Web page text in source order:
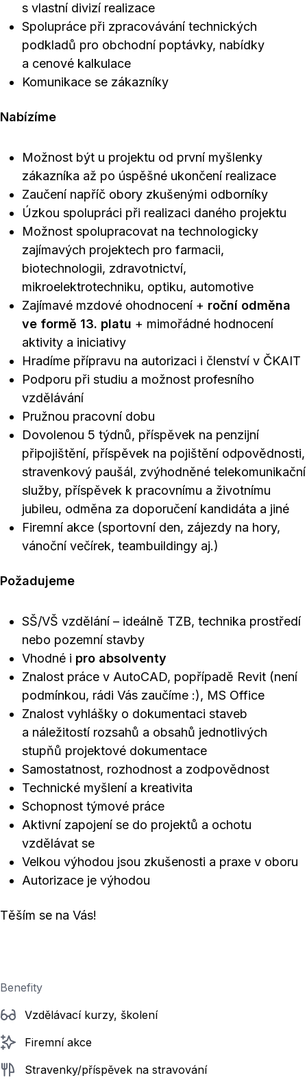
s vlastní divizí realizace
Spolupráce při zpracovávání technických
podkladů pro obchodní poptávky, nabídky
a cenové kalkulace
Komunikace se zákazníky
Nabízíme
Možnost být u projektu od první myšlenky
zákazníka až po úspěšné ukončení realizace
Zaučení napříč obory zkušenými odborníky
Úzkou spolupráci při realizaci daného projektu
Možnost spolupracovat na technologicky
zajímavých projektech pro farmacii,
biotechnologii, zdravotnictví,
mikroelektrotechniku, optiku, automotive
Zajímavé mzdové ohodnocení + roční odměna
ve formě 13. platu + mimořádné hodnocení
aktivity a iniciativy
Hradíme přípravu na autorizaci i členství v ČKAIT
Podporu při studiu a možnost profesního
vzdělávání
Pružnou pracovní dobu
Dovolenou 5 týdnů, příspěvek na penzijní
připojištění, příspěvek na pojištění odpovědnosti,
stravenkový paušál, zvýhodněné telekomunikační
služby, příspěvek k pracovnímu a životnímu
jubileu, odměna za doporučení kandidáta a jiné
Firemní akce (sportovní den, zájezdy na hory,
vánoční večírek, teambuildingy aj.)
Požadujeme
SŠ/VŠ vzdělání – ideálně TZB, technika prostředí
nebo pozemní stavby
Vhodné i pro absolventy
Znalost práce v AutoCAD, popřípadě Revit (není
podmínkou, rádi Vás zaučíme :), MS Office
Znalost vyhlášky o dokumentaci staveb
a náležitostí rozsahů a obsahů jednotlivých
stupňů projektové dokumentace
Samostatnost, rozhodnost a zodpovědnost
Technické myšlení a kreativita
Schopnost týmové práce
Aktivní zapojení se do projektů a ochotu
vzdělávat se
Velkou výhodou jsou zkušenosti a praxe v oboru
Autorizace je výhodou
Těším se na Vás!
Benefity
Vzdělávací kurzy, školení
Firemní akce
Stravenky/příspěvek na stravování